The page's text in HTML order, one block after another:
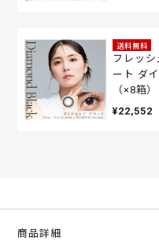
送料無料
フレッシ
ート ダ
（×8箱）
¥22,552
商品詳細